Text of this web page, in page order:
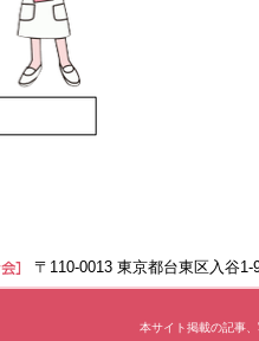
〒110-0013 東京都台東区入谷
本サイト掲載の記事